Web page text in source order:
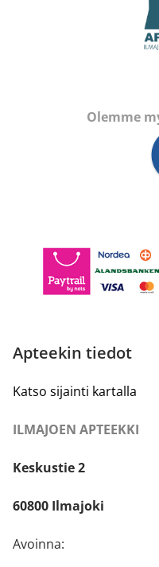
Olemme
Apteekin tiedot
Katso sijainti kartalla
ILMAJOEN APTEEKKI
Keskustie 2
60800 Ilmajoki
Avoinna: